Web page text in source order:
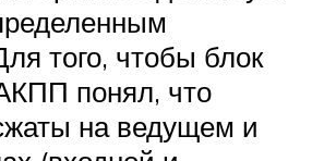
того, чтобы блок
понял, что
на ведущем и